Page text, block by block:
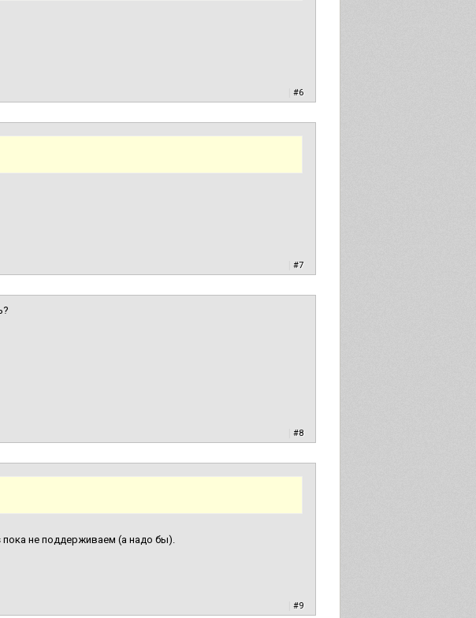
#6
#7
#8
не поддерживаем (а надо бы).
#9